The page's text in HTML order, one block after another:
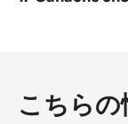
こちら